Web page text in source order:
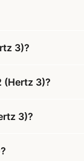
3)?
(Hertz 3)?
3)?